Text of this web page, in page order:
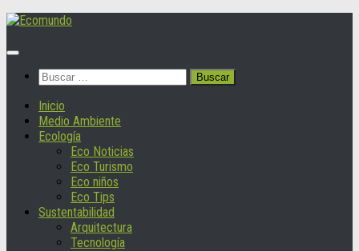
Saltar
contenido
Buscar:
Inicio
Medio Ambiente
Ecología
Eco Noticias
Eco Turismo
Eco niños
Eco Tips
Sustentabilidad
Arquitectura
Tecnología